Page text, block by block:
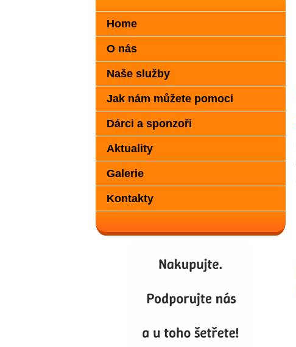
Home
O nás
Naše služby
Jak nám můžete pomoci
Dárci a sponzoři
Aktuality
Galerie
Kontakty